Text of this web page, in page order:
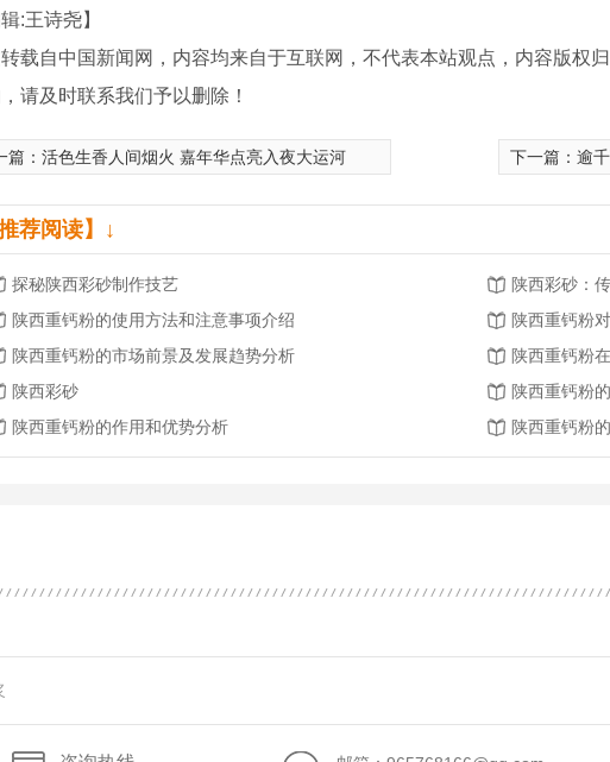
辑:王诗尧】
载自中国新闻网，内容均来自于互联网，不代表本站观点，内容版权
请及时联系我们予以删除！
篇： 活色生香人间烟火 嘉年华点亮入夜大运河 下一篇： 逾
推荐阅读】↓
探秘陕西彩砂制作技艺
陕西彩砂：
陕西重钙粉的使用方法和注意事项介绍
陕西重钙粉
陕西重钙粉的市场前景及发展趋势分析
陕西重钙粉
陕西彩砂
陕西重钙粉
陕西重钙粉的作用和优势分析
陕西重钙粉